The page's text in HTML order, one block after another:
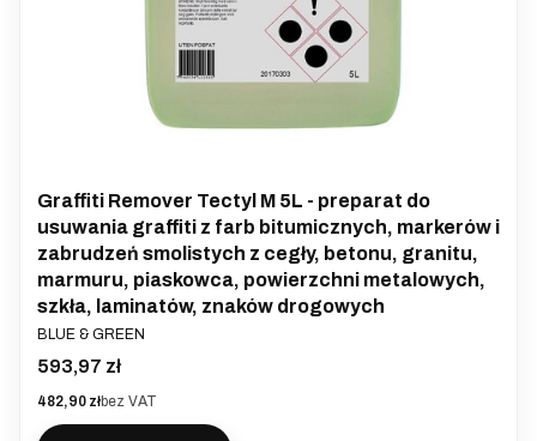
Graffiti Remover Tectyl M 5L - preparat do
usuwania graffiti z farb bitumicznych, markerów i
zabrudzeń smolistych z cegły, betonu, granitu,
marmuru, piaskowca, powierzchni metalowych,
szkła, laminatów, znaków drogowych
PRODUCENT
BLUE & GREEN
Cena
593,97 zł
Cena
482,90 złbez VAT